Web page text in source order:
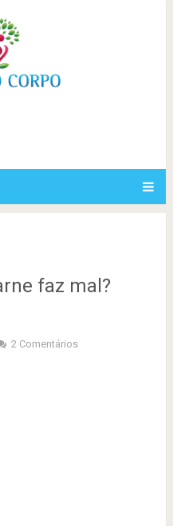
faz mal?
2 Comentários